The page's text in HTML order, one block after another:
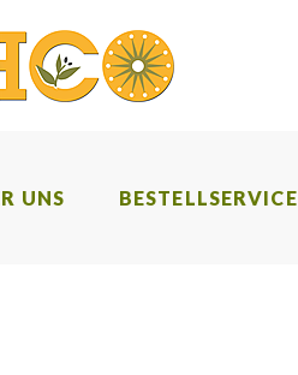
UNS BESTELLSERVICE